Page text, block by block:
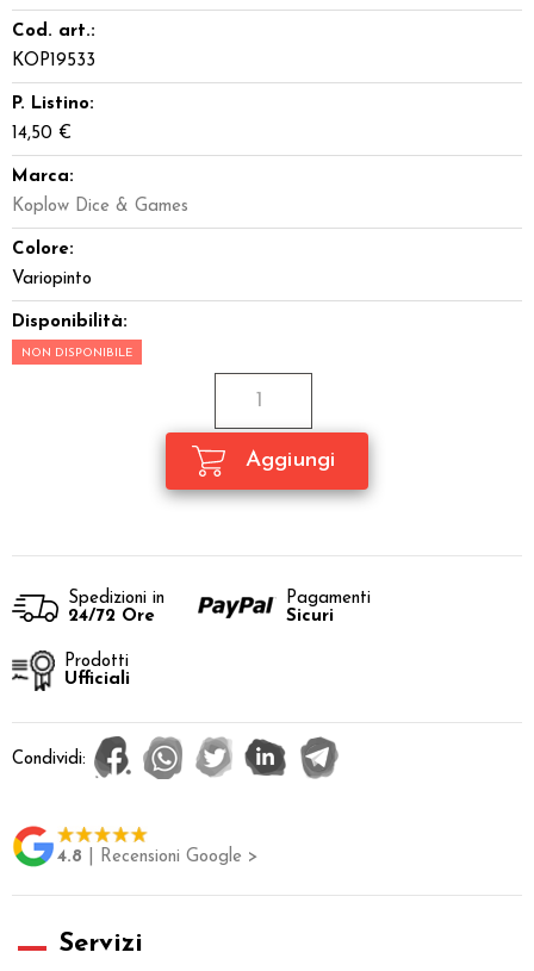
Cod. art.:
KOP19533
P. Listino:
14,50 €
Marca:
Koplow Dice & Games
Colore:
Variopinto
Disponibilità:
NON DISPONIBILE
Spedizioni in
24/72 Ore
Pagamenti
Sicuri
Prodotti
Ufficiali
Condividi:
4.8 | Recensioni Google >
Servizi